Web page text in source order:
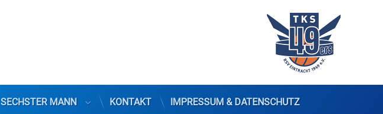
SECHSTER MANN KONTAKT IMPRESSUM & DATENSCHUTZ